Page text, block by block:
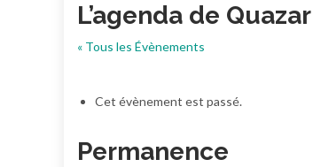
L’agenda de Quazar
« Tous les Évènements
Cet évènement est passé.
Permanence